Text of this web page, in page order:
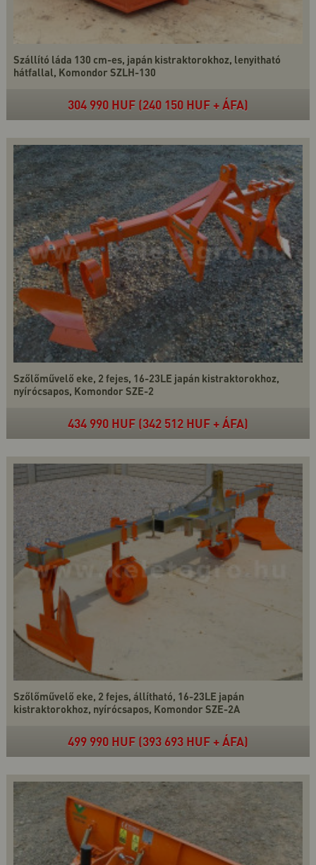
Szállító láda 130 cm-es, japán kistraktorokhoz, lenyitható
hátfallal, Komondor SZLH-130
304 990 HUF (240 150 HUF + ÁFA)
Szőlőművelő eke, 2 fejes, 16-23LE japán kistraktorokhoz,
nyírócsapos, Komondor SZE-2
434 990 HUF (342 512 HUF + ÁFA)
Szőlőművelő eke, 2 fejes, állítható, 16-23LE japán
kistraktorokhoz, nyírócsapos, Komondor SZE-2A
499 990 HUF (393 693 HUF + ÁFA)